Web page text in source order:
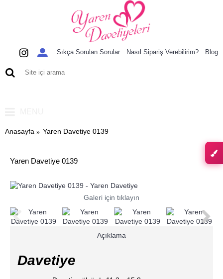
Sıkça Sorulan Sorular Nasıl Sipariş Verebilirim? Blog
Anasayfa Yaren Davetiye 0139
Yaren Davetiye 0139
Galeri için tıklayın
Açıklama
Davetiye